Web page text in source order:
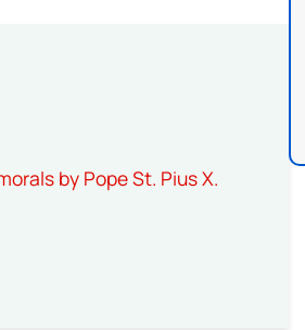
by Pope St. Pius X.